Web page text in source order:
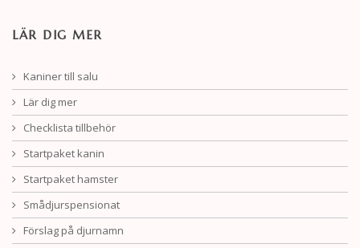
LÄR DIG MER
Kaniner till salu
Lär dig mer
Checklista tillbehör
Startpaket kanin
Startpaket hamster
Smådjurspensionat
Förslag på djurnamn